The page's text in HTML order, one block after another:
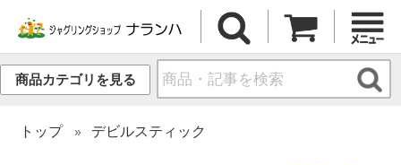
商品カテゴリを見る
トップ デビルスティック